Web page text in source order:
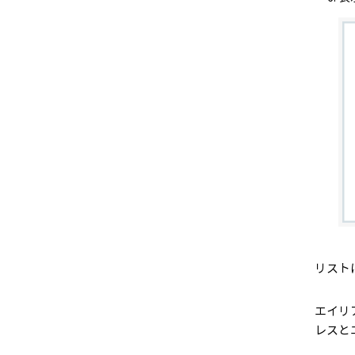
リス
エイリ
レス